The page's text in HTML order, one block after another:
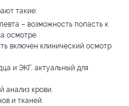
такие:
– возможность попасть к
осмотре.
включен клинический осмотр
и ЭКГ, актуальный для
анализ крови.
и тканей.